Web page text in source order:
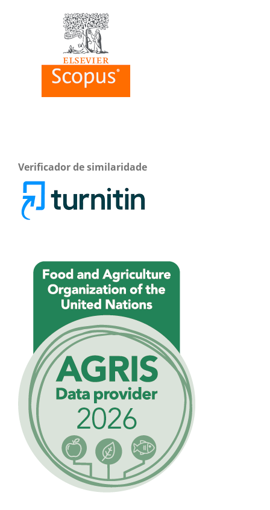
Verificador de similaridade